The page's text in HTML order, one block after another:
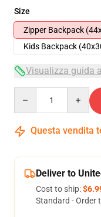
Size
Zipper Backpack
Kids Backpack
Visualizza guida
Questa vendita
Deliver to
Cost to ship:
Standard - Order